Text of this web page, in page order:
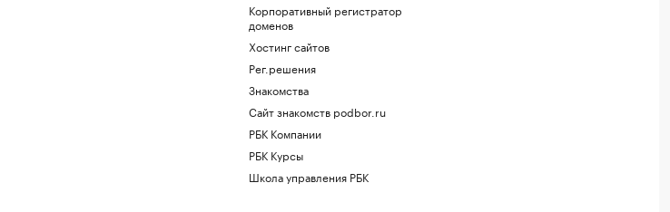
Корпоративный регистратор
доменов
Хостинг сайтов
Рег.решения
Знакомства
Сайт знакомств podbor.ru
РБК Компании
РБК Курсы
Школа управления РБК